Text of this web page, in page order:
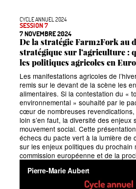
CYCLE ANNUEL 2024
SESSION 7
7 NOVEMBRE 2024
De la stratégie Farm2Fork au
stratégique sur l’agriculture :
les politiques agricoles en
Les manifestations agricoles de
remis sur le devant de la scène les
alimentaires. Si la contestation du «
environnemental » souhaité par le
cœur de nombreuses revendications,
loin s’en faut, la diversité des enjeux
mouvement social. Cette
échecs du pacte vert à la lumière de
sur les enjeux politiques du prochain
commission européenne et de la